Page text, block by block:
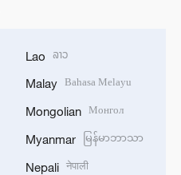
Lao ລາວ
Malay Bahasa Melayu
Mongolian Монгол
Myanmar မြန်မာဘာသာ
Nepali नेपाली